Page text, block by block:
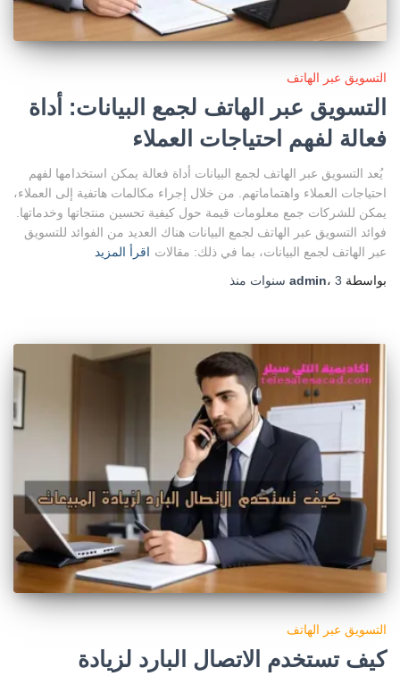
التسويق عبر الهاتف
التسويق عبر الهاتف لجمع البيانات: أداة
فعالة لفهم احتياجات العملاء
يُعد التسويق عبر الهاتف لجمع البيانات أداة فعالة يمكن استخدامها لفهم
احتياجات العملاء واهتماماتهم. من خلال إجراء مكالمات هاتفية إلى العملاء،
يمكن للشركات جمع معلومات قيمة حول كيفية تحسين منتجاتها وخدماتها.
فوائد التسويق عبر الهاتف لجمع البيانات هناك العديد من الفوائد للتسويق
عبر الهاتف لجمع البيانات، بما في ذلك: مقالات اقرأ المزيد
بواسطة
admin، 3 سنوات منذ
التسويق عبر الهاتف
كيف تستخدم الاتصال البارد لزيادة